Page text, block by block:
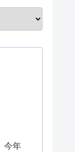
今年